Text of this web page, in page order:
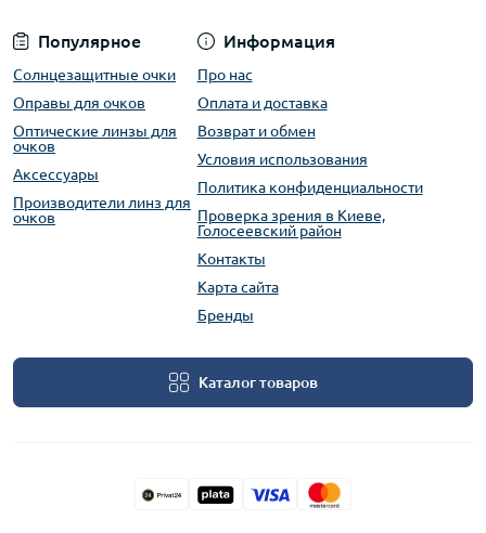
Популярное
Солнцезащитные очки
Оправы для очков
Оптические линзы для
очков
Аксессуары
Производители линз для
очков
Информация
Про нас
Оплата и доставка
Возврат и обмен
Условия использования
Политика конфиденциальности
Проверка зрения в Киеве,
Голосеевский район
Контакты
Карта сайта
Бренды
Каталог товаров